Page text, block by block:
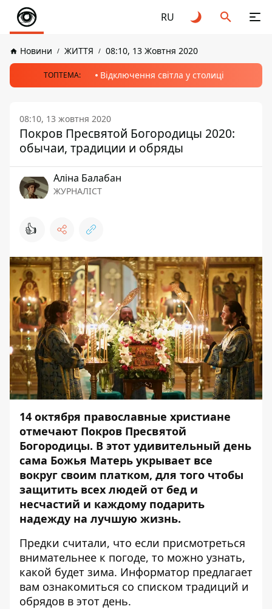
RU
Новини ЖИТТЯ 08:10, 13 Жовтня 2020
ТОПТЕМА: Відключення світла у столиці
08:10, 13 жовтня 2020
Покров Пресвятой Богородицы 2020:
обычаи, традиции и обряды
Аліна Балабан
ЖУРНАЛІСТ
👍
14 октября православные христиане
отмечают Покров Пресвятой
Богородицы. В этот удивительный день
сама Божья Матерь укрывает все
вокруг своим платком, для того чтобы
защитить всех людей от бед и
несчастий и каждому подарить
надежду на лучшую жизнь.
Предки считали, что если присмотреться
внимательнее к погоде, то можно узнать,
какой будет зима. Информатор предлагает
вам ознакомиться со списком традиций и
обрядов в этот день.